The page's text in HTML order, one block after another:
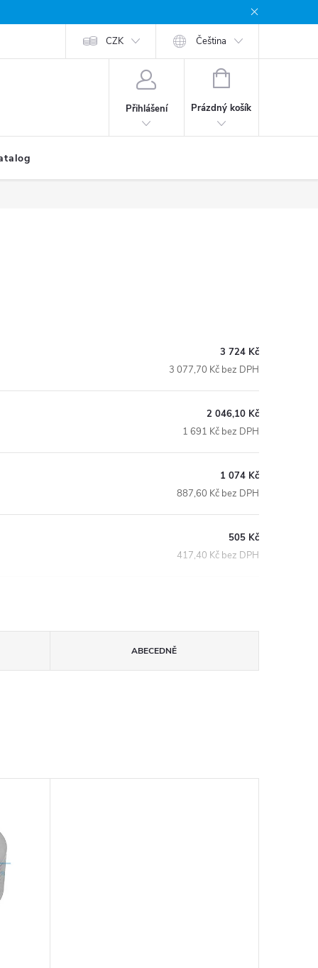
CZK Čeština
Přihlášení
NÁKUPNÍ
Prázdný košík
3 724 Kč
3 077,70 Kč bez DPH
2 046,10 Kč
1 691 Kč bez DPH
1 074 Kč
887,60 Kč bez DPH
505 Kč
417,40 Kč bez DPH
ABECEDNĚ